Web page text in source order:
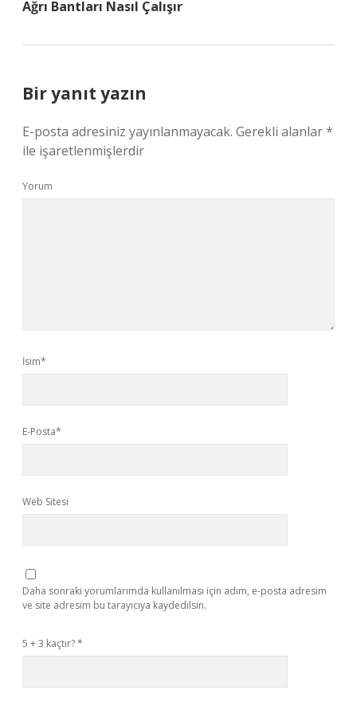
Ağrı Bantları Nasıl Çalışır
Bir yanıt yazın
E-posta adresiniz yayınlanmayacak. Gerekli alanlar*
ile işaretlenmişlerdir
Yorum
İsim*
E-Posta*
Web Sitesi
Daha sonraki yorumlarımda kullanılması için adım, e-posta adresim
ve site adresim bu tarayıcıya kaydedilsin.
5 + 3 kaçtır?*